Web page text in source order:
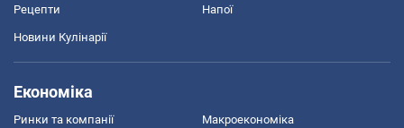
Рецепти Напої
Новини Кулінарії
Економіка
Ринки та компанії Макроекономіка